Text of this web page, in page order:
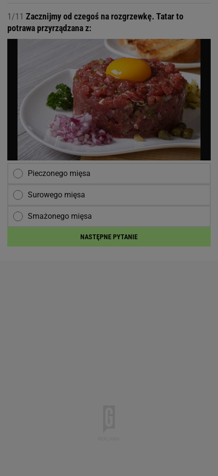
1/11 Zacznijmy od czegoś na rozgrzewkę. Tatar to
potrawa przyrządzana z:
Pieczonego mięsa
Surowego mięsa
Smażonego mięsa
NASTĘPNE PYTANIE